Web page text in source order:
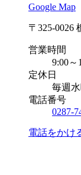
Google Map
〒325-0026
営業時間
9:00～
定休日
毎週
電話番号
0287-
電話をかけ